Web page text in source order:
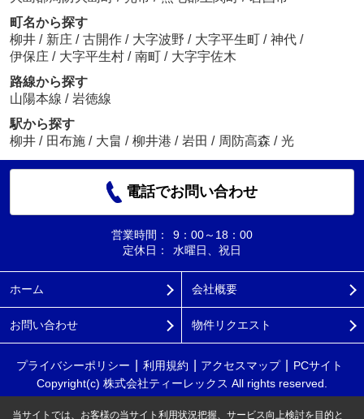
町名から探す
柳井 / 新庄 / 古開作 / 大字波野 / 大字平生町 / 神代 /
伊保庄 / 大字平生村 / 南町 / 大字宇佐木
路線から探す
山陽本線 / 岩徳線
駅から探す
柳井 / 田布施 / 大畠 / 柳井港 / 岩田 / 周防高森 / 光
電話でお問い合わせ
営業時間：
9：00～18：00
定休日：
水曜日、祝日
ホーム 会社概要
お問い合わせ 物件リクエスト
プライバシーポリシー 利用規約 アクセスマップ
PCサイト
Copyright(c) 株式会社ティーレックス All rights reserved.
当サイトでは、お客様の当サイト利用状況把握、サービス向上検討を目的と